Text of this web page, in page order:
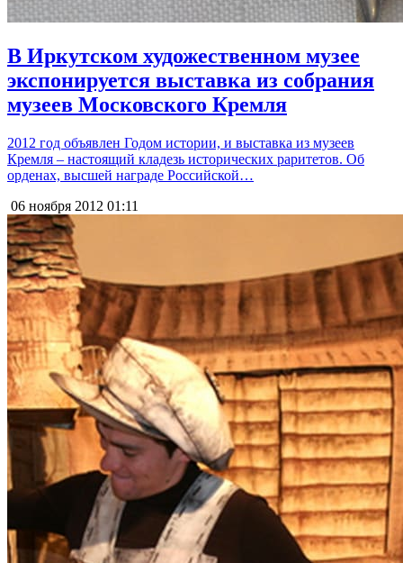
В Иркутском художественном музее
экспонируется выставка из собрания
музеев Московского Кремля
2012 год объявлен Годом истории, и выставка из музеев
Кремля – настоящий кладезь исторических раритетов. Об
орденах, высшей награде Российской…
06 ноября 2012 01:11